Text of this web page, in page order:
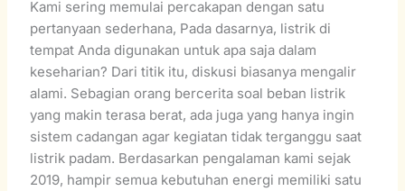
Kami sering memulai percakapan dengan satu
pertanyaan sederhana, Pada dasarnya, listrik di
tempat Anda digunakan untuk apa saja dalam
keseharian? Dari titik itu, diskusi biasanya mengalir
alami. Sebagian orang bercerita soal beban listrik
yang makin terasa berat, ada juga yang hanya ingin
sistem cadangan agar kegiatan tidak terganggu saat
listrik padam. Berdasarkan pengalaman kami sejak
2019, hampir semua kebutuhan energi memiliki satu